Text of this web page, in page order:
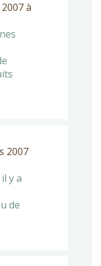
à
2007
y a
de